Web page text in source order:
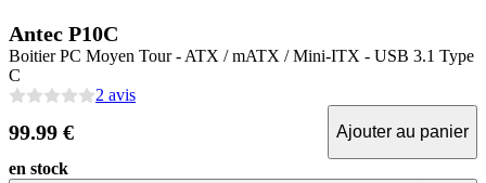
Antec P10C
Boitier PC Moyen Tour - ATX / mATX / Mini-ITX - USB 3.1 Type
C
2 avis
99.99 €
Ajouter au panier
en stock